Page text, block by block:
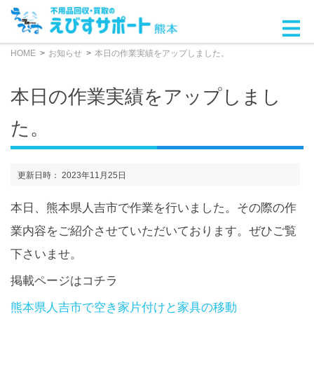
HOME お知らせ 本日の作業実績をアップしました。
本日の作業実績をアップしまし
た。
更新日時： 2023年11月25日
本日、熊本県人吉市で作業を行いました。その際の作
業内容をご紹介させていただいております。ぜひご覧
下さいませ。
掲載ページはコチラ
熊本県人吉市で空き家片付けと家具の移動